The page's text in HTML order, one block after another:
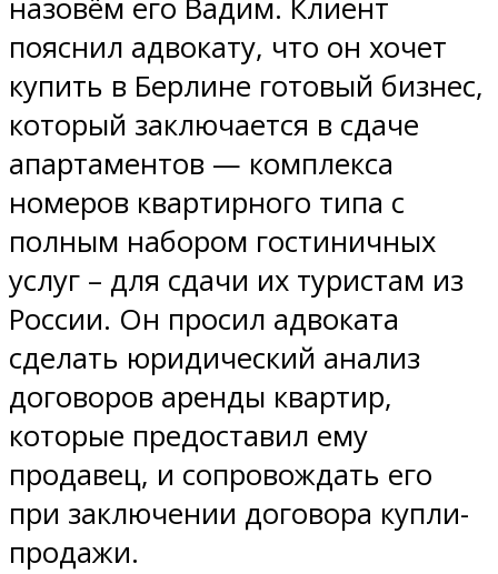
назовём его Вадим. Клиент
пояснил адвокату, что он хочет
купить в Берлине готовый бизнес,
который заключается в сдаче
апартаментов — комплекса
номеров квартирного типа с
полным набором гостиничных
услуг – для сдачи их туристам из
России. Он просил адвоката
сделать юридический анализ
договоров аренды квартир,
которые предоставил ему
продавец, и сопровождать его
при заключении договора купли-
продажи.